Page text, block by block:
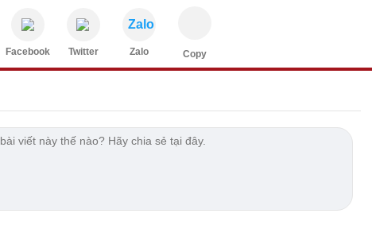
Facebook Twitter
Zalo
Zalo Copy